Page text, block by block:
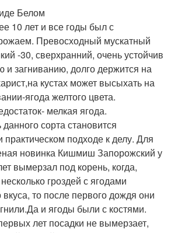
Белом
10 лет и все годы был с
Превосходный мускатный
-30, сверхранний, очень устойчив
и загниванию, долго держится на
кустах может высыхать на
ягода желтого цвета.
мелкая ягода.
сорта становится
подходе к делу. Для
новинка Кишмиш Запорожский у
вымерзал под корень, когда,
гроздей с ягодами
вкуса, то после первого дождя они
и ягоды были с костями.
лет посадки не вымерзает,